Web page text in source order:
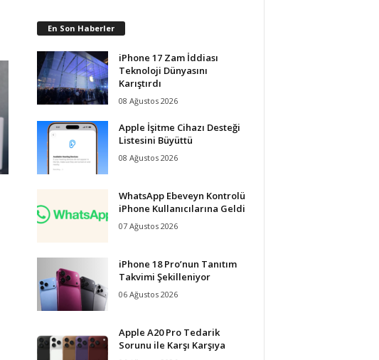
En Son Haberler
iPhone 17 Zam İddiası
Teknoloji Dünyasını
Karıştırdı
08 Ağustos 2026
Apple İşitme Cihazı Desteği
Listesini Büyüttü
08 Ağustos 2026
WhatsApp Ebeveyn Kontrolü
iPhone Kullanıcılarına Geldi
07 Ağustos 2026
iPhone 18 Pro’nun Tanıtım
Takvimi Şekilleniyor
06 Ağustos 2026
Apple A20 Pro Tedarik
Sorunu ile Karşı Karşıya